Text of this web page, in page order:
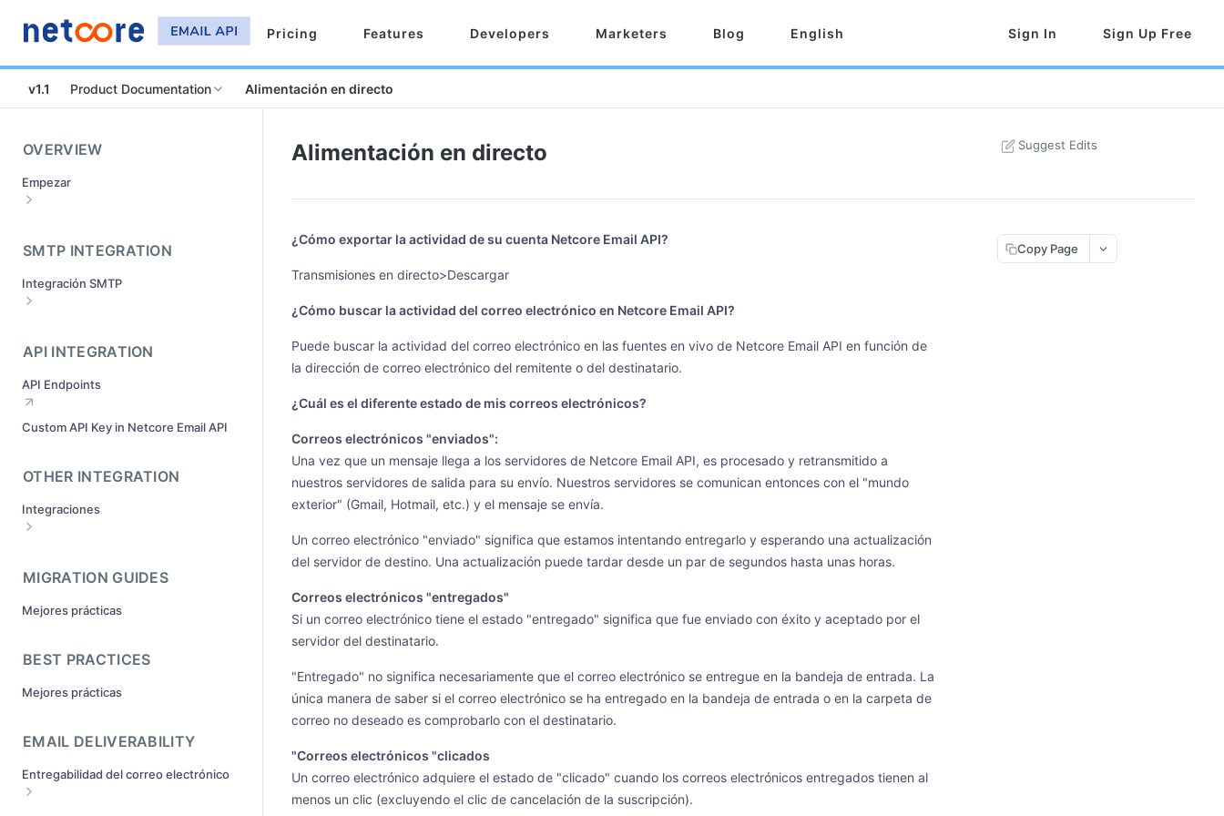
Pricing Features Developers Marketers Blog English Sign In Sign Up Free
v1.1 Product Documentation Alimentación en directo
OVERVIEW
Empezar
¿Cómo configurar los dominios de
Envío de la verificación del dominio
¿Qué hacer si su dominio de
¿Cómo obtener las credenciales
¿Cómo empiezo a enviar correos
Requisitos para el envío de dominios
SMTP INTEGRATION
Integración SMTP
¿Cómo se integra con diferentes
¿Cómo integrar sus clientes de
correo?
¿Cómo pasar argumentos únicos en
¿Cómo ver las cabeceras de los
¿Cómo utilizar las etiquetas en la API
contraseña SMTP desde el panel de
Netcore Email API
autenticación falló" o "la dirección del
del cliente fue rechazado" al enviar
envío para enviar correos
electrónicos con Pepipost?(
API INTEGRATION
API Endpoints
Custom API Key in Netcore Email API
OTHER INTEGRATION
Integraciones
Integración de otras aplicaciones
MIGRATION GUIDES
Mejores prácticas
BEST PRACTICES
Mejores prácticas
EMAIL DELIVERABILITY
Entregabilidad del correo electrónico
Alimentación en directo Suggest Edits
¿Cómo exportar la actividad de su cuenta Netcore Email API?
Transmisiones en directo>Descargar
¿Cómo buscar la actividad del correo electrónico en Netcore Email API?
Puede buscar la actividad del correo electrónico en las fuentes en vivo de Netcore Email API en función de
la dirección de correo electrónico del remitente o del destinatario.
¿Cuál es el diferente estado de mis correos electrónicos?
Correos electrónicos "enviados":
Una vez que un mensaje llega a los servidores de Netcore Email API, es procesado y retransmitido a
nuestros servidores de salida para su envío. Nuestros servidores se comunican entonces con el "mundo
exterior" (Gmail, Hotmail, etc.) y el mensaje se envía.
Un correo electrónico "enviado" significa que estamos intentando entregarlo y esperando una actualización
del servidor de destino. Una actualización puede tardar desde un par de segundos hasta unas horas.
Correos electrónicos "entregados"
Si un correo electrónico tiene el estado "entregado" significa que fue enviado con éxito y aceptado por el
servidor del destinatario.
"Entregado" no significa necesariamente que el correo electrónico se entregue en la bandeja de entrada. La
única manera de saber si el correo electrónico se ha entregado en la bandeja de entrada o en la carpeta de
correo no deseado es comprobarlo con el destinatario.
"Correos electrónicos "clicados
Un correo electrónico adquiere el estado de "clicado" cuando los correos electrónicos entregados tienen al
menos un clic (excluyendo el clic de cancelación de la suscripción).
Copy Page